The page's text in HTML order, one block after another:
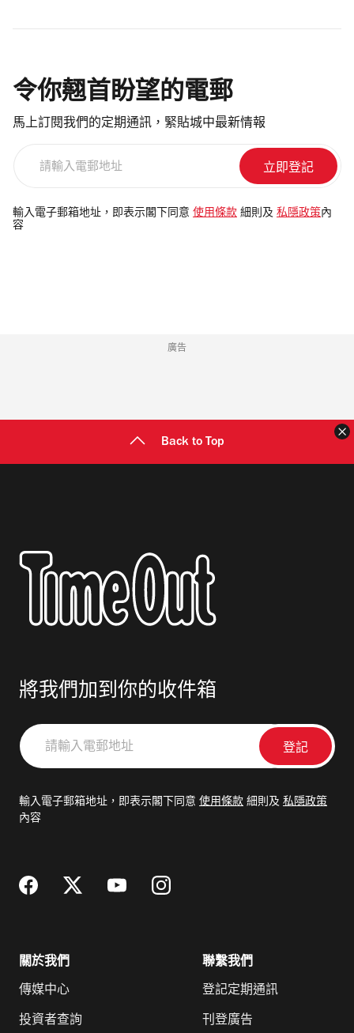
令你翹首盼望的電郵
馬上訂閱我們的定期通訊，緊貼城中最新情報
電
郵
輸入電子郵箱地址，即表示閣下同意 使用條款 細則及 私隱政策 內
容
廣告
Back to Top
將我們加到你的收件箱
請
輸
郵
輸入電子郵箱地址，即表示閣下同意 使用條款 細則及 私隱政策
內容
關於我們
傳媒中心
投資者查詢
聯繫我們
登記定期通訊
刊登廣告